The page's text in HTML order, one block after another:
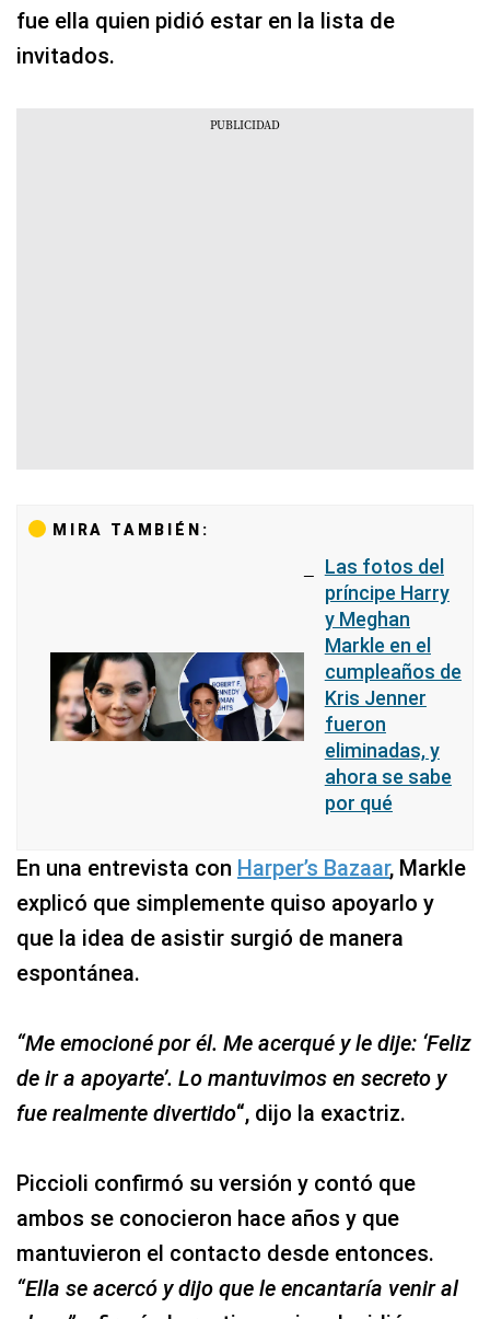
fue ella quien pidió estar en la lista de
invitados.
MIRA TAMBIÉN:
Las fotos del
príncipe Harry
y Meghan
Markle en el
cumpleaños de
Kris Jenner
fueron
eliminadas, y
ahora se sabe
por qué
En una entrevista con Harper’s Bazaar, Markle
explicó que simplemente quiso apoyarlo y
que la idea de asistir surgió de manera
espontánea.
“Me emocioné por él. Me acerqué y le dije: ‘Feliz
de ir a apoyarte’. Lo mantuvimos en secreto y
fue realmente divertido“, dijo la exactriz.
Piccioli confirmó su versión y contó que
ambos se conocieron hace años y que
mantuvieron el contacto desde entonces.
“Ella se acercó y dijo que le encantaría venir al